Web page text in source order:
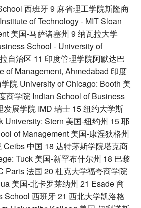
西班牙 9 麻省理工学院斯隆商
of Technology - MIT Sloan
美国-马萨诸塞州 9 纳瓦拉大学
School - University of
自治区 11 印度管理学院阿默达巴
of Management, Ahmedabad 印度
院 University of Chicago: Booth 美
商学院 Indian School of Business
展学院 IMD 瑞士 15 纽约大学斯
University: Stern 美国-纽约州 15 耶
of Management 美国-康涅狄格州
Ceibs 中国 18 达特茅斯学院塔克商
Tuck 美国-新罕布什尔州 18 巴黎
Paris 法国 20 杜克大学福夸商学院
美国-北卡罗莱纳州 21 Esade 商
School 西班牙 21 西北大学凯洛格